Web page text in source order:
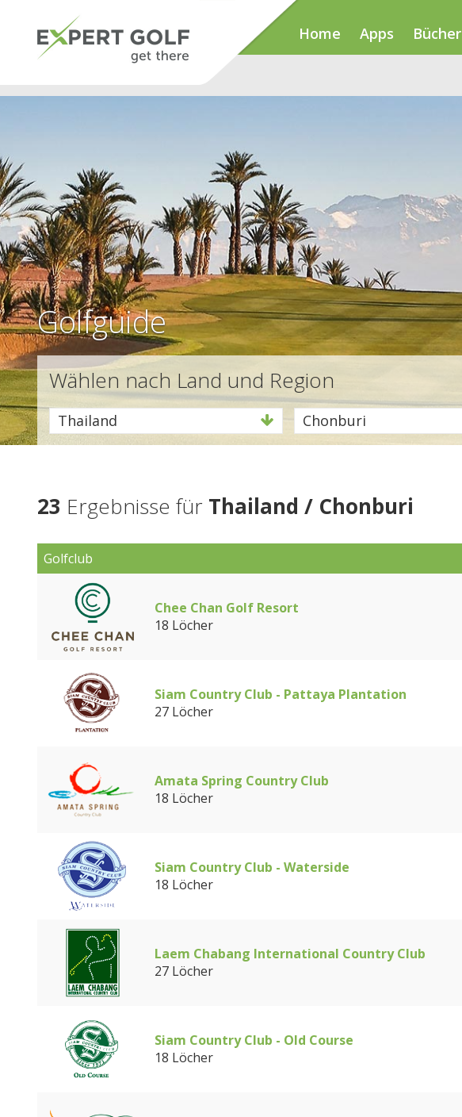
Home Apps Bücher
Golfguide
Wählen nach Land und Region
Thailand Chonburi
23 Ergebnisse für Thailand / Chonburi
Golfclub
Chee Chan Golf Resort
18 Löcher
Siam Country Club - Pattaya Plantation
27 Löcher
Amata Spring Country Club
18 Löcher
Siam Country Club - Waterside
18 Löcher
Laem Chabang International Country Club
27 Löcher
Siam Country Club - Old Course
18 Löcher